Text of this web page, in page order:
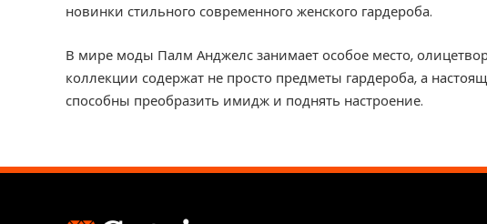
новинки стильного современного женского гардероба.
В мире моды Палм Анджелс занимает особое место,
коллекции содержат не просто предметы гардероба, а
способны преобразить имидж и поднять настроение.